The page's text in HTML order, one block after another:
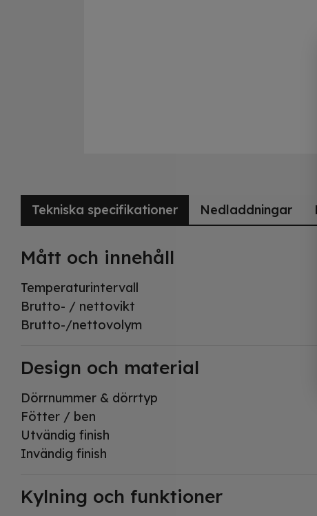
Tekniska specifikationer Nedladdningar
Mått och innehåll
Temperaturintervall
Brutto- / nettovikt
Brutto-/nettovolym
Design och material
Dörrnummer & dörrtyp
Fötter / ben
Utvändig finish
Invändig finish
Kylning och funktioner